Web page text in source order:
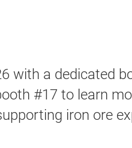
with a dedicated
#17 to learn
iron ore